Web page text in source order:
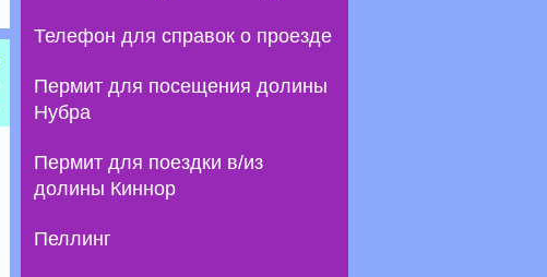
Телефон для справок о проезде
Пермит для посещения долины
Нубра
Пермит для поездки в/из
долины Киннор
Пеллинг